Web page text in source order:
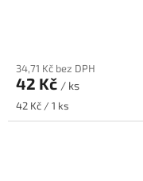
34,71 Kč bez DPH
42 Kč / ks
Měrná
cena:
42 Kč / 1 ks